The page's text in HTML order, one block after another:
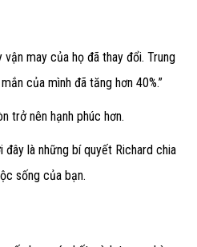
may của họ đã thay đổi. Trung
của mình đã tăng hơn 40%.”
trở nên hạnh phúc hơn.
là những bí quyết Richard chia
sống của bạn.